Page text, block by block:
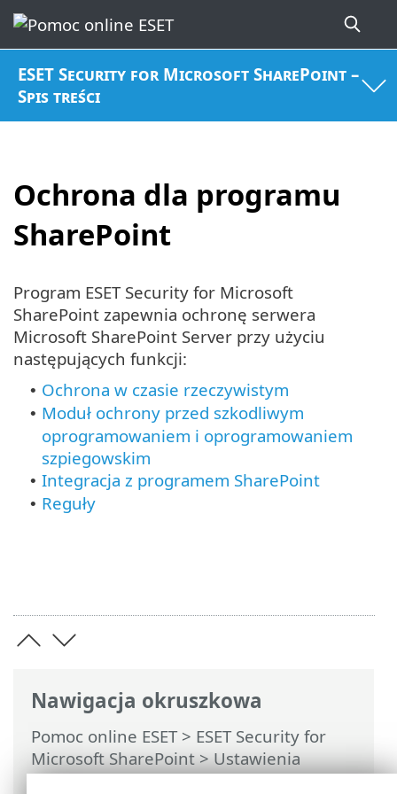
ESET Security for Microsoft SharePoint –
Spis treści
Ochrona dla programu
SharePoint
Nawigacja okruszkowa
Pomoc online ESET> ESET Security for
Microsoft SharePoint>Ustawienia
zaawansowane> Ochrona dla programu
Program ESET Security for Microsoft
SharePoint zapewnia ochronę serwera
Microsoft SharePoint Server przy użyciu
następujących funkcji:
• Ochrona w czasie rzeczywistym
• Moduł ochrony przed szkodliwym
oprogramowaniem i oprogramowaniem
szpiegowskim
• Integracja z programem SharePoint
• Reguły